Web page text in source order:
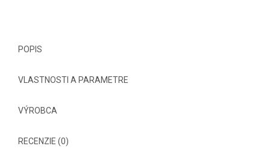
POPIS
VLASTNOSTI A PARAMETRE
VÝROBCA
RECENZIE (0)